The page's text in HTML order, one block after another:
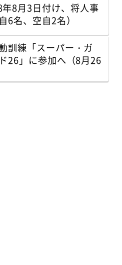
8月3日付け、将人事
6名、空自2名）
訓練「スーパー・ガ
26」に参加へ（8月26